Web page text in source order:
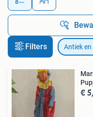
Filters Antiek
€